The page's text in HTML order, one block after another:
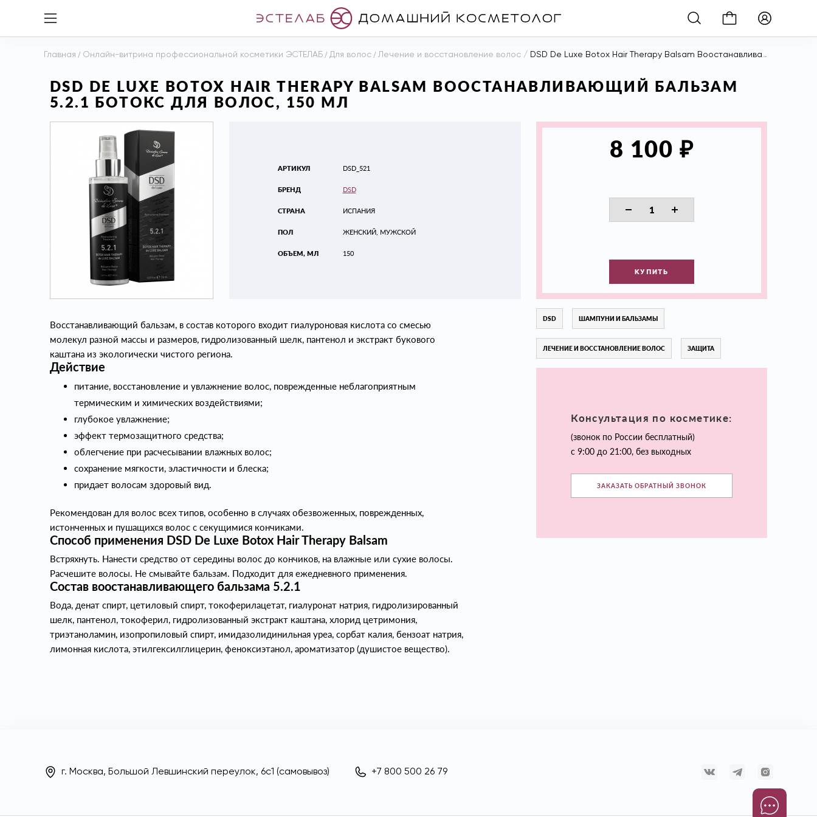
Главная / Онлайн-витрина профессиональной косметики ЭСТЕЛАБ / Для волос / Лечение и восстановление волос / DSD De Luxe Botox Hair Therapy Balsam Воостанавливающий бальзам 5.2.1 Ботокс для волос, 150 мл
DSD DE LUXE BOTOX HAIR THERAPY BALSAM ВООСТАНАВЛИВАЮЩИЙ БАЛЬЗАМ
5.2.1 БОТОКС ДЛЯ ВОЛОС, 150 МЛ
АРТИКУЛ
БРЕНД
СТРАНА
ПОЛ
ОБЪЕМ, МЛ
DSD_521
DSD
ИСПАНИЯ
ЖЕНСКИЙ, МУЖСКОЙ
150
8 100 ₽
КУПИТЬ
Восстанавливающий бальзам, в состав которого входит гиалуроновая кислота со смесью
молекул разной массы и размеров, гидролизованный шелк, пантенол и экстракт букового
каштана из экологически чистого региона.
Действие
питание, восстановление и увлажнение волос, поврежденные неблагоприятным
термическим и химических воздействиями;
глубокое увлажнение;
эффект термозащитного средства;
облегчение при расчесывании влажных волос;
сохранение мягкости, эластичности и блеска;
придает волосам здоровый вид.
Рекомендован для волос всех типов, особенно в случаях обезвоженных, поврежденных,
истонченных и пушащихся волос с секущимися кончиками.
Способ применения DSD De Luxe Botox Hair Therapy Balsam
Встряхнуть. Нанести средство от середины волос до кончиков, на влажные или сухие волосы.
Расчешите волосы. Не смывайте бальзам. Подходит для ежедневного применения.
Состав воостанавливающего бальзама 5.2.1
Вода, денат спирт, цетиловый спирт, токоферилацетат, гиалуронат натрия, гидролизированный
шелк, пантенол, токоферил, гидролизованный экстракт каштана, хлорид цетримония,
триэтаноламин, изопропиловый спирт, имидазолидинильная уреа, сорбат калия, бензоат натрия,
лимонная кислота, этилгексилглицерин, феноксиэтанол, ароматизатор (душистое вещество).
DSD ШАМПУНИ И БАЛЬЗАМЫ
ЛЕЧЕНИЕ И ВОССТАНОВЛЕНИЕ ВОЛОС ЗАЩИТА
Консультация по косметике:
(звонок по России бесплатный)
с 9:00 до 21:00, без выходных
ЗАКАЗАТЬ ОБРАТНЫЙ ЗВОНОК
г. Москва, Большой Левшинский переулок, 6с1 (самовывоз) +7 800 500 26 79